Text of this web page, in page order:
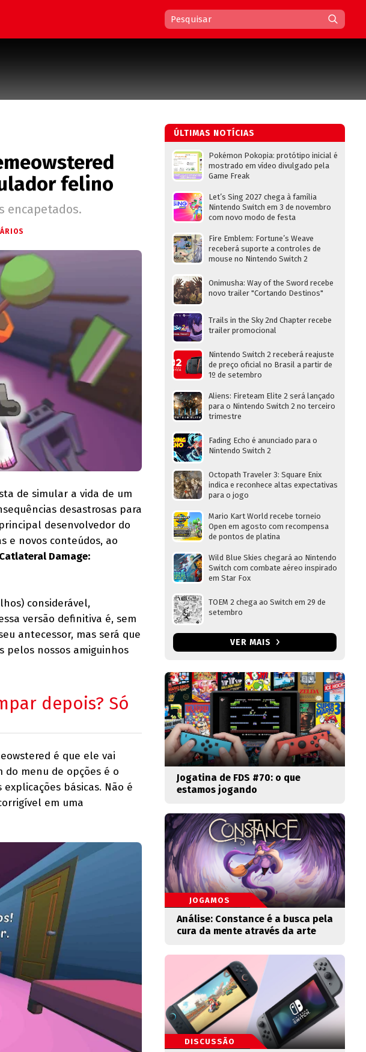
felino
encapetados.
de simular a vida de um
desastrosas para
desenvolvedor do
e novos conteúdos, ao
Catlateral Damage:
considerável,
versão definitiva é, sem
antecessor, mas será que
pelos nossos amiguinhos
depois? Só
é que ele vai
menu de opções é o
básicas. Não é
em uma
ÚLTIMAS NOTÍCIAS
Pokémon Pokopia: protótipo inicial é
mostrado em vídeo divulgado pela
Game Freak
Let’s Sing 2027 chega à família
Nintendo Switch em 3 de novembro
com novo modo de festa
Fire Emblem: Fortune’s Weave
receberá suporte a controles de
mouse no Nintendo Switch 2
Onimusha: Way of the Sword recebe
novo trailer "Cortando Destinos"
Trails in the Sky 2nd Chapter recebe
trailer promocional
Nintendo Switch 2 receberá reajuste
de preço oficial no Brasil a partir de
1º de setembro
Aliens: Fireteam Elite 2 será lançado
para o Nintendo Switch 2 no terceiro
trimestre
Fading Echo é anunciado para o
Nintendo Switch 2
Octopath Traveler 3: Square Enix
indica e reconhece altas expectativas
para o jogo
Mario Kart World recebe torneio
Open em agosto com recompensa
de pontos de platina
Wild Blue Skies chegará ao Nintendo
Switch com combate aéreo inspirado
em Star Fox
TOEM 2 chega ao Switch em 29 de
setembro
VER MAIS
Jogatina de FDS #70: o que
estamos jogando
JOGAMOS
Análise: Constance é a busca pela
cura da mente através da arte
DISCUSSÃO